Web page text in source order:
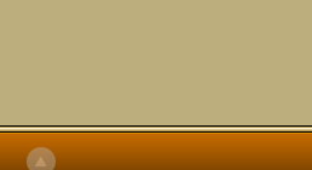
Думаю в течении 1-2 месяцев
не совнлитературный перевод,